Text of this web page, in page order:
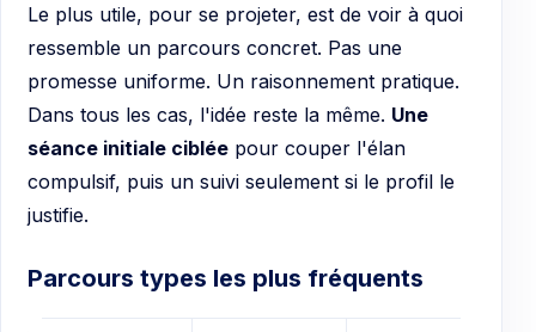
Le plus utile, pour se projeter, est de voir à quoi
ressemble un parcours concret. Pas une
promesse uniforme. Un raisonnement pratique.
Dans tous les cas, l'idée reste la même. Une
séance initiale ciblée pour couper l'élan
compulsif, puis un suivi seulement si le profil le
justifie.
Parcours types les plus fréquents